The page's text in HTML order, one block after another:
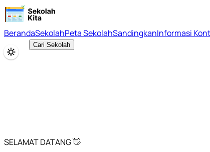
BerandaSekolahPeta SekolahSandingkanInformasi
Cari Sekolah
SELAMAT DATANG 👋